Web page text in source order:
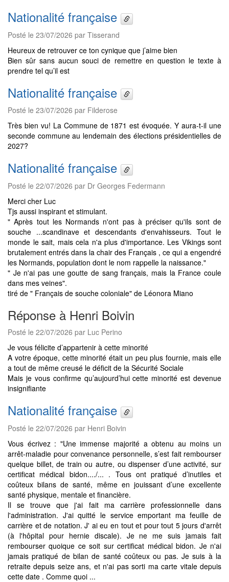
Nationalité française
Posté le 23/07/2026 par Tisserand
Heureux de retrouver ce ton cynique que j’aime bien
Bien sûr sans aucun souci de remettre en question le texte à
prendre tel qu’il est
Nationalité française
Posté le 23/07/2026 par Filderose
Très bien vu! La Commune de 1871 est évoquée. Y aura-t-il une
seconde commune au lendemain des élections présidentielles de
2027?
Nationalité française
Posté le 22/07/2026 par Dr Georges Federmann
Merci cher Luc
Tjs aussi inspirant et stimulant.
" Après tout les Normands n'ont pas à préciser qu'ils sont de
souche ...scandinave et descendants d'envahisseurs. Tout le
monde le sait, mais cela n'a plus d'importance. Les Vikings sont
brutalement entrés dans la chair des Français , ce qui a engendré
les Normands, population dont le nom rappelle la naissance."
" Je n'ai pas une goutte de sang français, mais la France coule
dans mes veines".
tiré de " Français de souche coloniale" de Léonora Miano
Réponse à Henri Boivin
Posté le 22/07/2026 par Luc Perino
Je vous félicite d’appartenir à cette minorité
A votre époque, cette minorité était un peu plus fournie, mais elle
a tout de même creusé le déficit de la Sécurité Sociale
Mais je vous confirme qu’aujourd’hui cette minorité est devenue
insignifiante
Nationalité française
Posté le 22/07/2026 par Henri Boivin
Vous écrivez : "Une immense majorité a obtenu au moins un
arrêt-maladie pour convenance personnelle, s’est fait rembourser
quelque billet, de train ou autre, ou dispenser d’une activité, sur
certificat médical bidon..../... . Tous ont pratiqué d’inutiles et
coûteux bilans de santé, même en jouissant d’une excellente
santé physique, mentale et financière.
Il se trouve que j'ai fait ma carrière professionnelle dans
l'administration. J'ai quitté le service emportant ma feuille de
carrière et de notation. J' ai eu en tout et pour tout 5 jours d'arrêt
(à l'hôpital pour hernie discale). Je ne me suis jamais fait
rembourser quoique ce soit sur certificat médical bidon. Je n'ai
jamais pratiqué de bilan de santé coûteux ou pas. Je suis à la
retraite depuis seize ans, et n'ai pas sorti ma carte vitale depuis
cette date . Comme quoi ...